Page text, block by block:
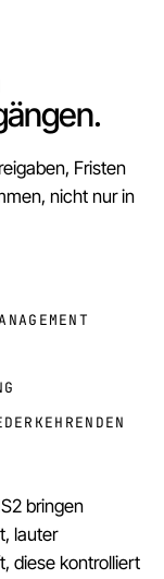
Fristen
nicht nur in
bringen
lauter
diese kontrolliert